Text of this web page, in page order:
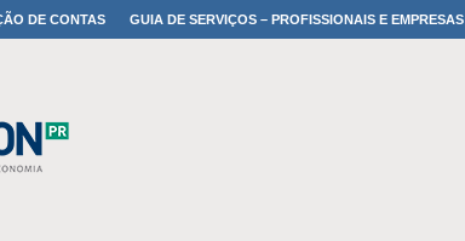
DE CONTAS GUIA DE SERVIÇOS – PROFISSIONAIS E EMPRESAS